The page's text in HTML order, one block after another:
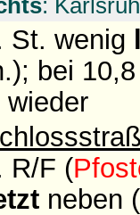
:
St. wenig
bei
wieder
R/F (
neben